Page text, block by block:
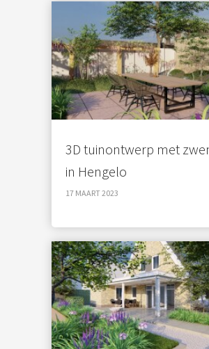
3D tuinontwerp met
in Hengelo
17 MAART 2023